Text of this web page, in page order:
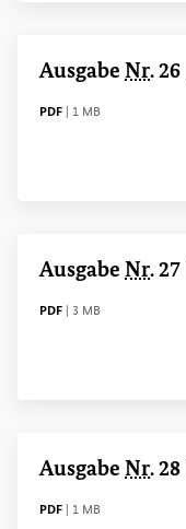
Ausgabe Nr.
DATEITYP
PDF Dateigröße
1 MB
Ausgabe Nr.
DATEITYP
PDF Dateigröße
3 MB
Ausgabe Nr.
DATEITYP
PDF Dateigröße
1 MB